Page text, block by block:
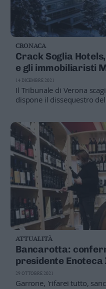
CRONACA
Crack Soglia
e gli immobiliaristi
Paul Pohl e i loro
Il Tribunale di Verona
dispone il dissequestro
14 DICEMBRE 2021
ATTUALITÀ
Bancarotta:
presidente
Garrone, 'rifarei tutto,
29 OTTOBRE 2021